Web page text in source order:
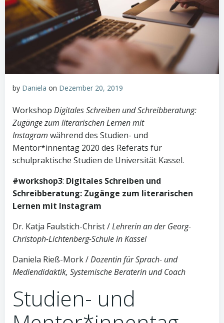
by Daniela on Dezember 20, 2019
Workshop Digitales Schreiben und Schreibberatung:
Zugänge zum literarischen Lernen mit
Instagram während des Studien- und
Mentor*innentag 2020 des Referats für
schulpraktische Studien de Universität Kassel.
#workshop3: Digitales Schreiben und
Schreibberatung: Zugänge zum literarischen
Lernen mit Instagram
Dr. Katja Faulstich-Christ /Lehrerin an der Georg-
Christoph-Lichtenberg-Schule in Kassel
Daniela Rieß-Mork /Dozentin für Sprach- und
Mediendidaktik, Systemische Beraterin und Coach
Studien- und